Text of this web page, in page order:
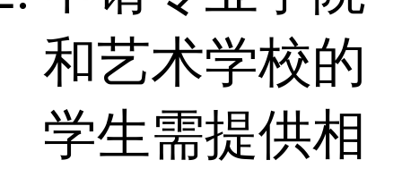
和艺术学校的
学生需提供相